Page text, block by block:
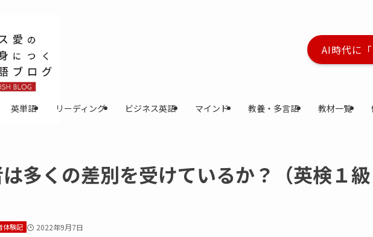
英単語 リーディング ビジネス英語 マインド 教養・多言語 教材一覧
AI時代に
多くの差別を受けているか？（英検１級
体験記 2022年9月7日